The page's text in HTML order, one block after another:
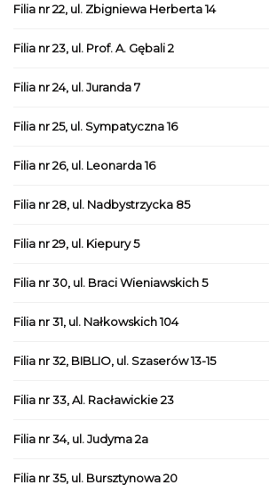
Filia nr 22, ul. Zbigniewa Herberta 14
Filia nr 23, ul. Prof. A. Gębali 2
Filia nr 24, ul. Juranda 7
Filia nr 25, ul. Sympatyczna 16
Filia nr 26, ul. Leonarda 16
Filia nr 28, ul. Nadbystrzycka 85
Filia nr 29, ul. Kiepury 5
Filia nr 30, ul. Braci Wieniawskich 5
Filia nr 31, ul. Nałkowskich 104
Filia nr 32, BIBLIO, ul. Szaserów 13-15
Filia nr 33, Al. Racławickie 23
Filia nr 34, ul. Judyma 2a
Filia nr 35, ul. Bursztynowa 20